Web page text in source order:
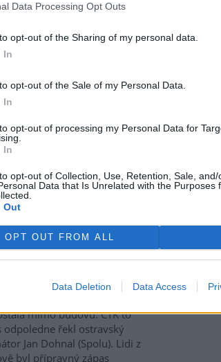
Data Processing Opt Outs
opt-out of the Sharing of my personal data.
In
opt-out of the Sale of my Personal Data.
In
opt-out of processing my Personal Data for
In
opt-out of Collection, Use, Retention, Sale, and/
Data that Is Unrelated with the Purposes
Out
OPT OUT FROM ALL
Data Deletion Data Access
MŽP chystá
se potýkají s rostoucími
nastavení vnímají jako
nefinancované a
nefunkční, protože
uvedlo Sdružení místních
sdružení upozornilo také
(Motoristé). Červený
která počítá s finančním
a ekologické likvidace textilu.
2028.
evakuovali budovu
multifunkční Ostravar
mimo budovu. ČTK to
odpoledne řekl ostravský
Jan Dohnal (Spolu). Lidi z
byl přípravný zápas